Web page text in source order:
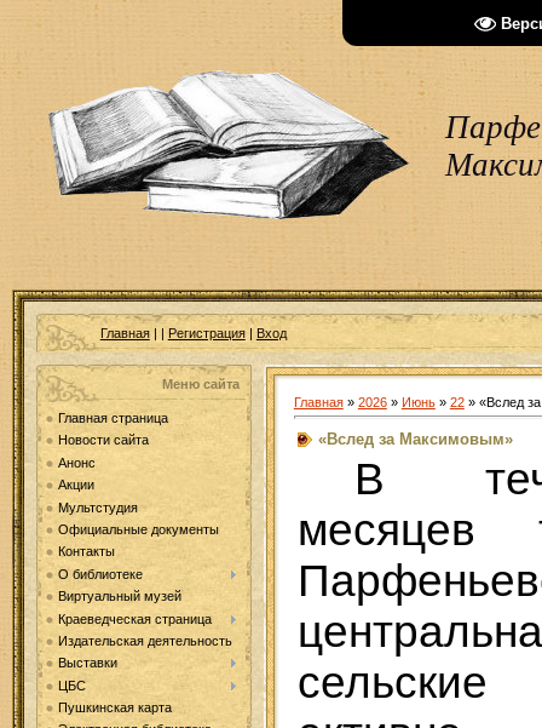
Главная| | Регистрация| Вход
Меню сайта
Главная страница
Новости сайта
Анонс
Акции
Мультстудия
Официальные документы
Контакты
О библиотеке
Виртуальный музей
Краеведческая страница
Издательская деятельность
Выставки
ЦБС
Пушкинская карта
Главная» 2026 » Июнь » 22» «Вслед
«Вслед за Максимовым»
В
месяцев